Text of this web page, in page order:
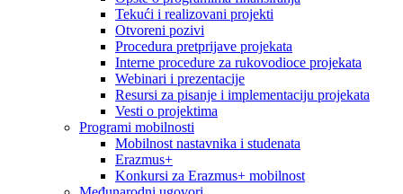
Tekući i realizovani projekti
Otvoreni pozivi
Procedura pretprijave projekata
Interne procedure za rukovodioce projekata
Webinari i prezentacije
Resursi za pisanje i implementaciju projekata
Vesti o projektima
Programi mobilnosti
Mobilnost nastavnika i studenata
Erazmus+
Konkursi za Erazmus+ mobilnost